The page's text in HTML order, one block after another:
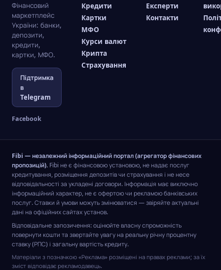
Фінансовий
маркетплейс
України: банки,
депозити,
кредити,
картки, МФО.
Підтримка
в
Telegram
Facebook
Кредити
Картки
МФО
Курси валют
Крипта
Страхування
Експерти
Контакти
Fibi — незалежний інформаційний портал (агрегатор фінансових
пропозицій). Fibi не є фінансовою установою, не надає послуг
кредитування, розміщення депозитів чи страхування і не несе
відповідальності за укладені договори. Інформація має виключно
інформаційний характер, не є офертою чи рекламою банківських
послуг. Ставки й умови можуть змінюватися — звіряйте актуальні
дані на офіційних сайтах установ.
Відповідальне запозичення: оцінюйте власну спроможність
повернути кошти та звертайте увагу на реальну річну процентну
ставку (РПС) і загальну вартість кредиту.
Матеріали з позначкою «Реклама» розміщені на правах реклами; за їх
зміст відповідає рекламодавець.